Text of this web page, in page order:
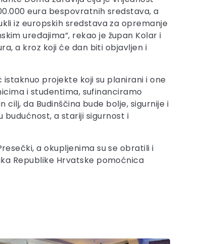
eura bespovratnih sredstava, a
iz europskih sredstava za opremanje
uređajima”, rekao je župan Kolar i
a kroz koji će dan biti objavljen i
projekte koji su planirani i one
i studentima, sufinanciramo
da Budinščina bude bolje, sigurnije i
budućnost, a stariji sigurnost i
a okupljenima su se obratili i
Republike Hrvatske pomoćnica